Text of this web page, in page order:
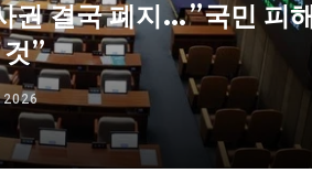
권 결국 폐지…”국민 피
”
2026